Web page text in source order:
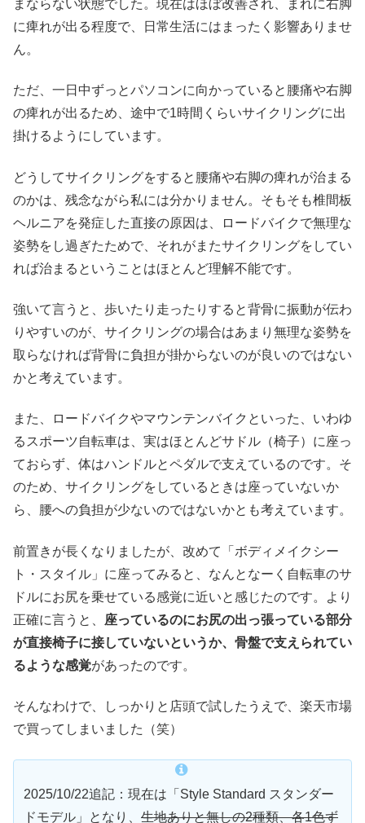
まならない状態でした。現在はほぼ改善され、まれに右脚
に痺れが出る程度で、日常生活にはまったく影響ありませ
ん。
ただ、一日中ずっとパソコンに向かっていると腰痛や右脚
の痺れが出るため、途中で1時間くらいサイクリングに出
掛けるようにしています。
どうしてサイクリングをすると腰痛や右脚の痺れが治まる
のかは、残念ながら私には分かりません。そもそも椎間板
ヘルニアを発症した直接の原因は、ロードバイクで無理な
姿勢をし過ぎたためで、それがまたサイクリングをしてい
れば治まるということはほとんど理解不能です。
強いて言うと、歩いたり走ったりすると背骨に振動が伝わ
りやすいのが、サイクリングの場合はあまり無理な姿勢を
取らなければ背骨に負担が掛からないのが良いのではない
かと考えています。
また、ロードバイクやマウンテンバイクといった、いわゆ
るスポーツ自転車は、実はほとんどサドル（椅子）に座っ
ておらず、体はハンドルとペダルで支えているのです。そ
のため、サイクリングをしているときは座っていないか
ら、腰への負担が少ないのではないかとも考えています。
前置きが長くなりましたが、改めて「ボディメイクシー
ト・スタイル」に座ってみると、なんとなーく自転車のサ
ドルにお尻を乗せている感覚に近いと感じたのです。より
正確に言うと、 座っているのにお尻の出っ張っている部分
が直接椅子に接していないというか、骨盤で支えられてい
るような感覚があったのです。
そんなわけで、しっかりと店頭で試したうえで、楽天市場
で買ってしまいました（笑）
2025/10/22追記：現在は「Style Standard スタンダー
ドモデル」となり、 生地ありと無しの2種類、各1色ず